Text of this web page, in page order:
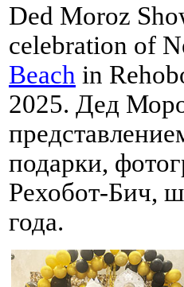
Ded Moroz
celebration of
Beach in
2025. Дед
подарки,
Рехобот-Бич,
года.